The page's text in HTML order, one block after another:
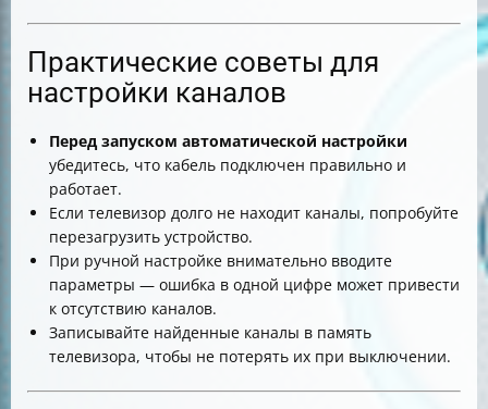
Практические советы для
настройки каналов
Перед запуском автоматической настройки
убедитесь, что кабель подключен правильно и
работает.
Если телевизор долго не находит каналы, попробуйте
перезагрузить устройство.
При ручной настройке внимательно вводите
параметры — ошибка в одной цифре может привести
к отсутствию каналов.
Записывайте найденные каналы в память
телевизора, чтобы не потерять их при выключении.